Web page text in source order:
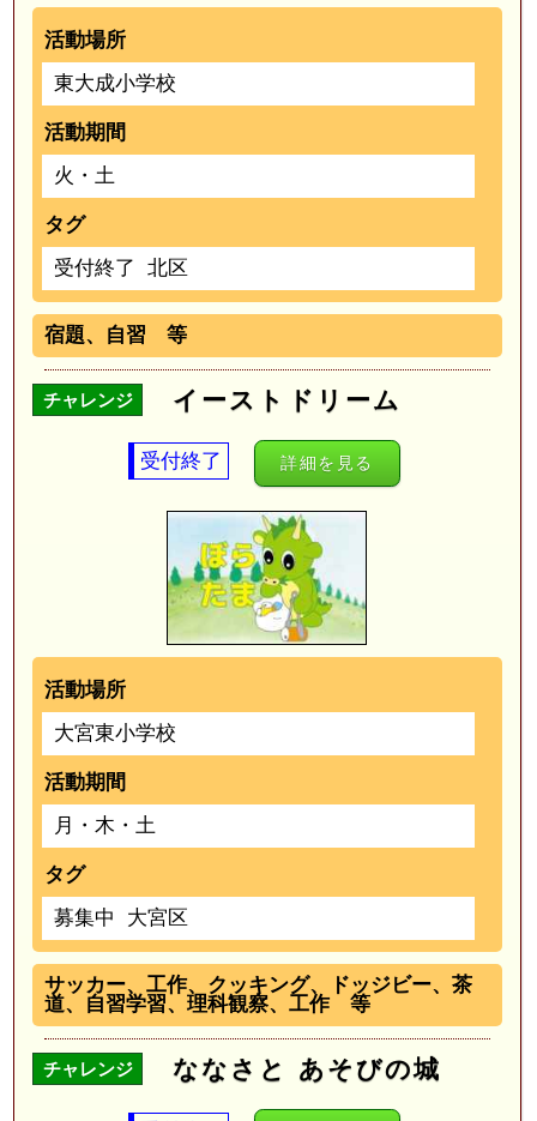
活動場所
東大成小学校
活動期間
火・土
タグ
受付終了
北区
宿題、自習 等
チャレンジ イーストドリーム
受付終了 詳細を見る
活動場所
大宮東小学校
活動期間
月・木・土
タグ
募集中
大宮区
サッカー、工作、クッキング、ドッジビー、茶
道、自習学習、理科観察、工作 等
チャレンジ ななさと あそびの城